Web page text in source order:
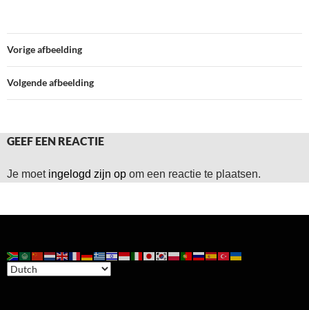
Vorige afbeelding
Volgende afbeelding
GEEF EEN REACTIE
Je moet ingelogd zijn op om een reactie te plaatsen.